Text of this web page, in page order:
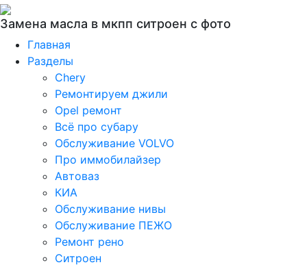
Замена масла в мкпп ситроен с фото
Главная
Разделы
Chery
Ремонтируем джили
Opel ремонт
Всё про субару
Обслуживание VOLVO
Про иммобилайзер
Автоваз
КИА
Обслуживание нивы
Обслуживание ПЕЖО
Ремонт рено
Ситроен